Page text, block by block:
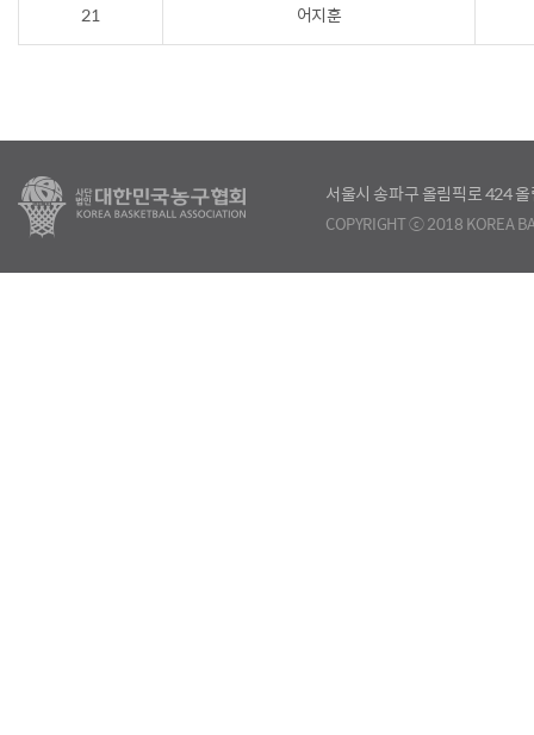
21 어지훈
서울시 송파구 올림픽로 424
COPYRIGHT ⓒ 2018 KOREA